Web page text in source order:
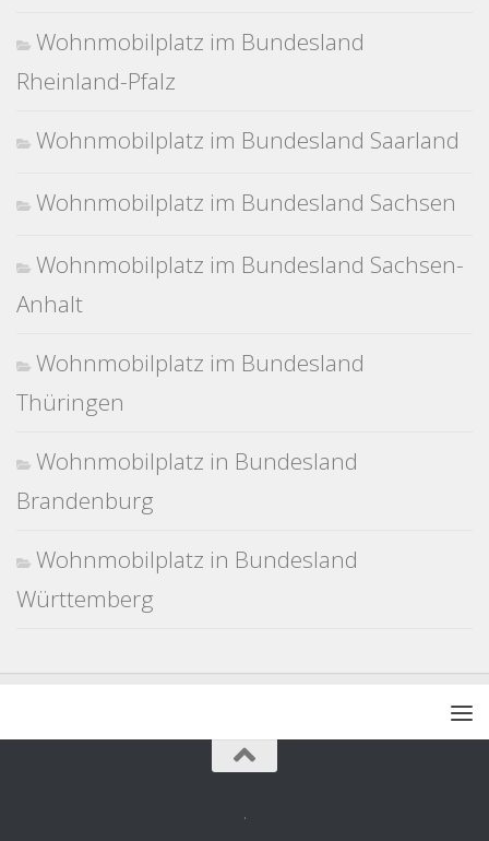
Wohnmobilplatz im Bundesland
Rheinland-Pfalz
Wohnmobilplatz im Bundesland Saarland
Wohnmobilplatz im Bundesland Sachsen
Wohnmobilplatz im Bundesland Sachsen-
Anhalt
Wohnmobilplatz im Bundesland
Thüringen
Wohnmobilplatz in Bundesland
Brandenburg
Wohnmobilplatz in Bundesland
Württemberg
.